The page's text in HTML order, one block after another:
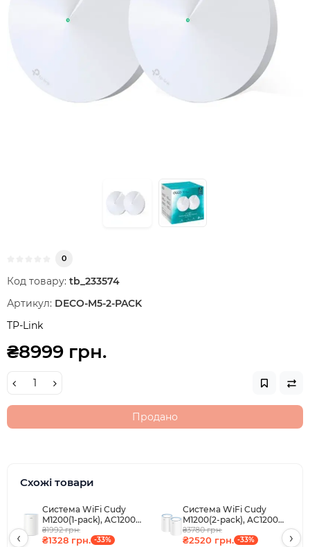
0
Код товару: tb_233574
Артикул: DECO-M5-2-PACK
TP-Link
₴8999 грн.
Продано
Схожі товари
Система WiFi Cudy
M1200(1-pack), AC1200
Wi-Fi Mesh Solution
₴1992 грн.
₴1328 грн. -33%
Система WiFi Cudy
M1200(2-pack), AC1200
Wi-Fi Mesh Solution
₴3780 грн.
₴2520 грн. -33%
‹ ›